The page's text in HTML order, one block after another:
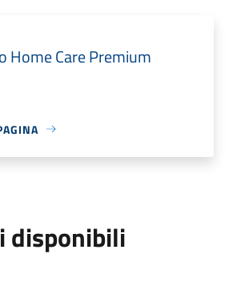
Home Care Premium
disponibili